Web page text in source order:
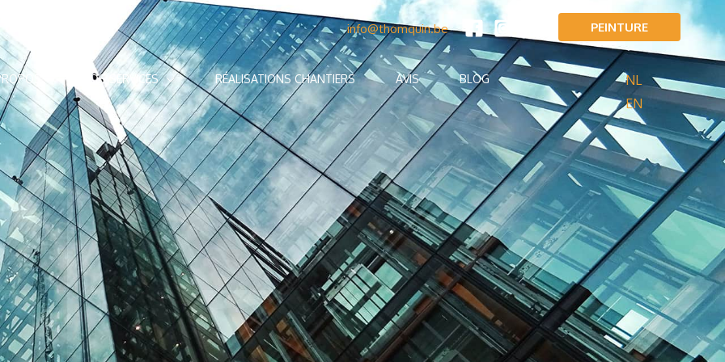
info@thomquin.be PEINTURE
NOS SERVICES RÉALISATIONS CHANTIERS AVIS
BLOG
NL
EN